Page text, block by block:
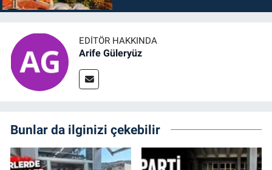
EDITÖR HAKKINDA
Arife Güleryüz
Bunlar da ilginizi çekebilir